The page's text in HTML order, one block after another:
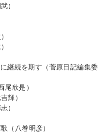
）
継続を期す（菅原日記編集委
尾欣是）
輝）
）
（八巻明彦）